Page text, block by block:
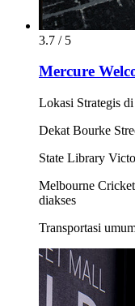
3.7 / 5
Mercure
Lokasi Strategis
Dekat Bourke
State Library
Melbourne
diakses
Transportasi